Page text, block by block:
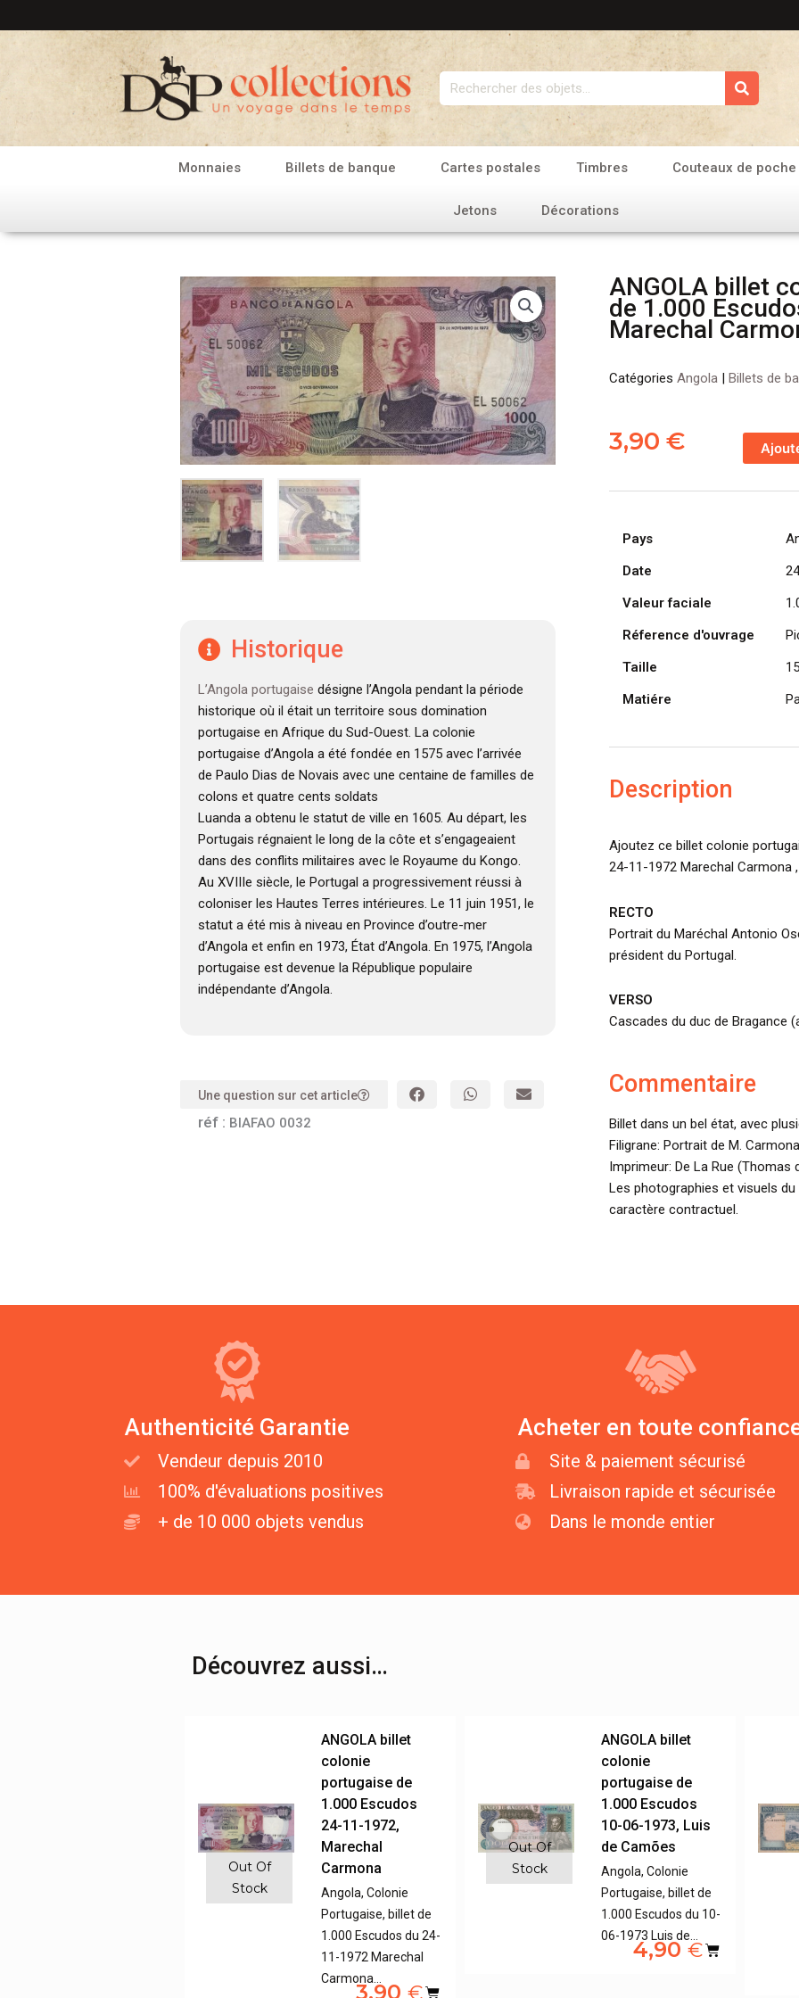
au
contenu
Rechercher
Monnaies Billets de banque Cartes postales Timbres Couteaux de poche
Jetons Décorations
Historique
L’Angola portugaise désigne l’Angola pendant la période
historique où il était un territoire sous domination
portugaise en Afrique du Sud-Ouest. La colonie
portugaise d’Angola a été fondée en 1575 avec l’arrivée
de Paulo Dias de Novais avec une centaine de familles de
colons et quatre cents soldats
Luanda a obtenu le statut de ville en 1605. Au départ, les
Portugais régnaient le long de la côte et s’engageaient
dans des conflits militaires avec le Royaume du Kongo.
Au XVIIIe siècle, le Portugal a progressivement réussi à
coloniser les Hautes Terres intérieures. Le 11 juin 1951, le
statut a été mis à niveau en Province d’outre-mer
d’Angola et enfin en 1973, État d’Angola. En 1975, l’Angola
portugaise est devenue la République populaire
indépendante d’Angola.
Une question sur cet article
réf : BIAFAO 0032
ANGOLA billet
de 1.000
Marechal
Catégories Angola | Billets de
3,90 €
de
ANGOLA
colonie
1972,
Pays
Date
Valeur faciale
Réference d'ouvrage
Taille
Matiére
Description
Ajoutez ce billet colonie
24-11-1972 Marechal
RECTO
Portrait du Maréchal Antonio
président du Portugal.
VERSO
Cascades du duc de Bragance
Commentaire
Billet dans un bel état, avec
Filigrane: Portrait de M.
Imprimeur: De La Rue (Thomas
Les photographies et visuels
caractère contractuel.
Authenticité Garantie
Vendeur depuis 2010
100% d'évaluations positives
+ de 10 000 objets vendus
Acheter en toute
Site & paiement sécurisé
Livraison rapide et sécurisée
Dans le monde entier
Découvrez aussi…
Out Of
Stock
ANGOLA billet
colonie
portugaise de
1.000 Escudos
24-11-1972,
Marechal
Carmona
Angola, Colonie
Portugaise, billet de
1.000 Escudos du 24-
11-1972 Marechal
Carmona…
3,90
Out Of
Stock
ANGOLA billet
colonie
portugaise de
1.000 Escudos
10-06-1973, Luis
de Camões
Angola, Colonie
Portugaise, billet de
1.000 Escudos du 10-
06-1973 Luis de…
4,90 €